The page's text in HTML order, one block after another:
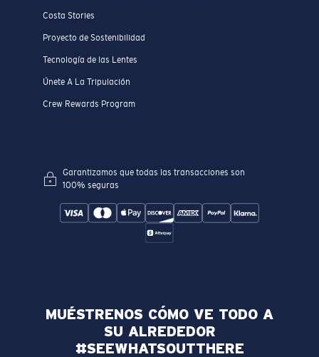
Costa Stories
Proyecto de Sostenibilidad
Tecnología de las Lentes
Únete A La Tripulación
Crew Rewards Program
Garantizamos que todas las transacciones son
100% seguras
MUÉSTRENOS CÓMO VE TODO A
SU ALREDEDOR
#SEEWHATSOUTTHERE